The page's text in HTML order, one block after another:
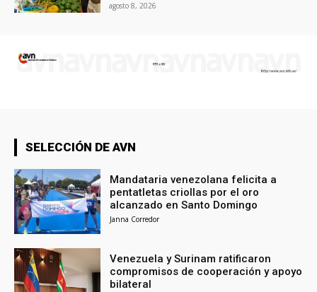
agosto 8, 2026
SELECCIÓN DE AVN
Mandataria venezolana felicita a
pentatletas criollas por el oro
alcanzado en Santo Domingo
Janna Corredor
Venezuela y Surinam ratificaron
compromisos de cooperación y apoyo
bilateral